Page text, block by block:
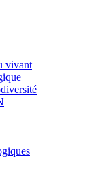
vivant